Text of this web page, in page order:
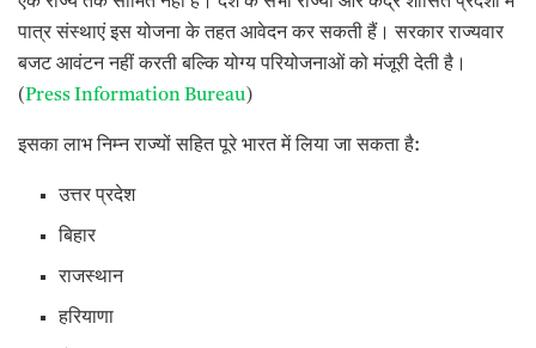
पात्र संस्थाएं इस योजना के तहत आवेदन कर सकती हैं। सरकार राज्यवार
बजट आवंटन नहीं करती बल्कि योग्य परियोजनाओं को मंजूरी देती है।
(Press Information Bureau)
इसका लाभ निम्न राज्यों सहित पूरे भारत में लिया जा सकता है:
उत्तर प्रदेश
बिहार
राजस्थान
हरियाणा